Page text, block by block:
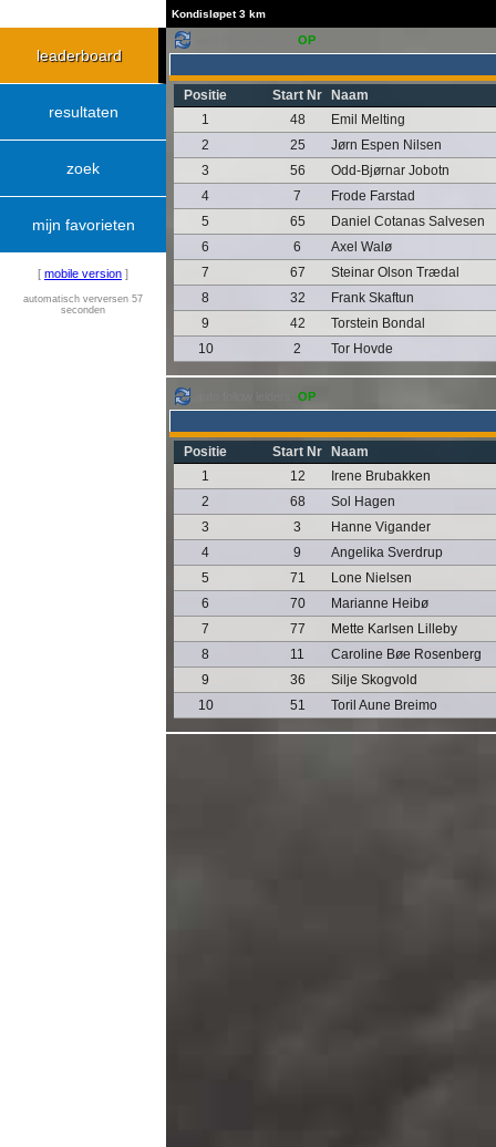
Kondisløpet 3 km
leaderboard
resultaten
zoek
mijn favorieten
[ mobile version ]
automatisch verversen 57
seconden
OP
Positie Start Nr
Naam
1
48
Emil Melting
2
25
Jørn Espen Nilsen
3
56
Odd-Bjørnar Jobotn
4
7
Frode Farstad
5
65
Daniel Cotanas Salvesen
6
6
Axel Walø
7
67
Steinar Olson Trædal
8
32
Frank Skaftun
9
42
Torstein Bondal
10
2 Tor Hovde
OP
Positie Start Nr
Naam
1
12
Irene Brubakken
2
68
Sol Hagen
3
3
Hanne Vigander
4
9
Angelika Sverdrup
5
71
Lone Nielsen
6
70
Marianne Heibø
7
77
Mette Karlsen Lilleby
8
11
Caroline Bøe Rosenberg
9
36
Silje Skogvold
10
51 Toril Aune Breimo